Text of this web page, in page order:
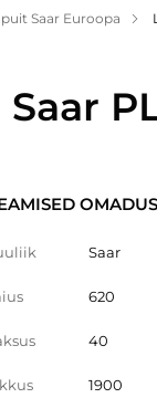
Saar Euroopa
Saar
620
40
1900